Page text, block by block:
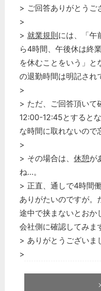
> ご回答ありがとうご
>
> 就業規則には、「午
ら4時間、午後休は終
を休むことをいう」と
の退勤時間は明記され
>
> ただ、ご回答頂いて
12:00-12:45とすると
な時間に取れないので
>
> その場合は、 休憩が
ね…。
> 正直、通しで4時間
ありがたいのですが。
途中で挟まないとおか
会社側に確認してみま
> ありがとうございま
>